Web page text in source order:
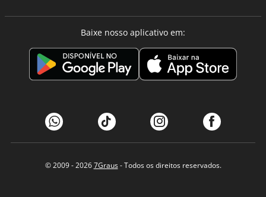
Baixe nosso aplicativo em:
© 2009 - 20267Graus- Todos os direitos reservados.